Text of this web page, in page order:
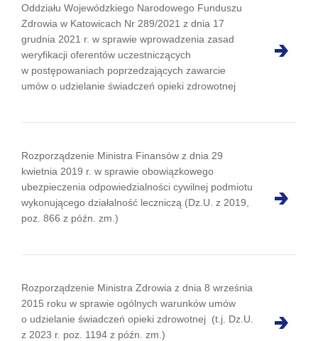
Oddziału Wojewódzkiego Narodowego Funduszu
Zdrowia w Katowicach Nr 289/2021 z dnia 17
grudnia 2021 r. w sprawie wprowadzenia zasad
weryfikacji oferentów uczestniczących
w postępowaniach poprzedzających zawarcie
umów o udzielanie świadczeń opieki zdrowotnej
Rozporządzenie Ministra Finansów z dnia 29
kwietnia 2019 r. w sprawie obowiązkowego
ubezpieczenia odpowiedzialności cywilnej podmiotu
wykonującego działalność leczniczą (Dz.U. z 2019,
poz. 866 z późn. zm.)
Rozporządzenie Ministra Zdrowia z dnia 8 września
2015 roku w sprawie ogólnych warunków umów
o udzielanie świadczeń opieki zdrowotnej (t.j. Dz.U.
z 2023 r. poz. 1194 z późn. zm.)